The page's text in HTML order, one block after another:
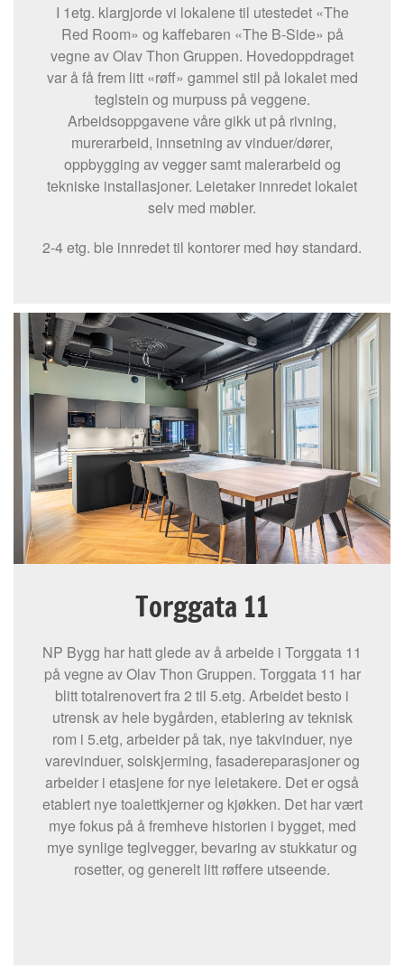
I 1etg. klargjorde vi lokalene til utestedet «The
Red Room» og kaffebaren «The B-Side» på
vegne av Olav Thon Gruppen. Hovedoppdraget
var å få frem litt «røff» gammel stil på lokalet med
teglstein og murpuss på veggene.
Arbeidsoppgavene våre gikk ut på rivning,
murerarbeid, innsetning av vinduer/dører,
oppbygging av vegger samt malerarbeid og
tekniske installasjoner. Leietaker innredet lokalet
selv med møbler.
2-4 etg. ble innredet til kontorer med høy standard.
Torggata 11
NP Bygg har hatt glede av å arbeide i Torggata 11
på vegne av Olav Thon Gruppen. Torggata 11 har
blitt totalrenovert fra 2 til 5.etg. Arbeidet besto i
utrensk av hele bygården, etablering av teknisk
rom i 5.etg, arbeider på tak, nye takvinduer, nye
varevinduer, solskjerming, fasadereparasjoner og
arbeider i etasjene for nye leietakere. Det er også
etablert nye toalettkjerner og kjøkken. Det har vært
mye fokus på å fremheve historien i bygget, med
mye synlige teglvegger, bevaring av stukkatur og
rosetter, og generelt litt røffere utseende.